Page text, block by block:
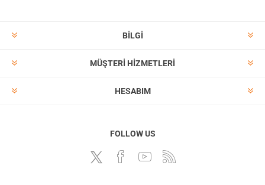
BILGI
MÜŞTERI HIZMETLERI
HESABIM
FOLLOW US